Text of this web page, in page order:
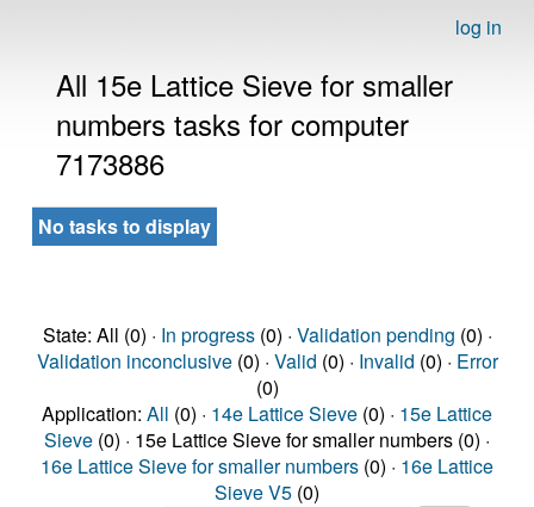
log in
All 15e Lattice Sieve for smaller
numbers tasks for computer
7173886
No tasks to display
State: All (0) · In progress(0) · Validation pending (0) ·
Validation inconclusive(0) · Valid (0) · Invalid (0) · Error
(0)
Application: All (0) · 14e Lattice Sieve (0) · 15e Lattice
Sieve (0) · 15e Lattice Sieve for smaller numbers (0) ·
16e Lattice Sieve for smaller numbers (0) · 16e Lattice
Sieve V5 (0)